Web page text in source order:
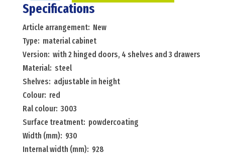
cabinet
with
2
hinged
doors,
4
shelves
and
3
drawers
Menge
Specifications
Article arrangement: New
Type: material cabinet
Version: with 2 hinged doors, 4 shelves and 3 drawers
Material: steel
Shelves: adjustable in height
Colour: red
Ral colour: 3003
Surface treatment: powdercoating
Width (mm): 930
Internal width (mm): 928